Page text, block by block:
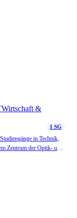
Wirtschaft &
1 SG
in Technik,
Zentrum der Optik- und